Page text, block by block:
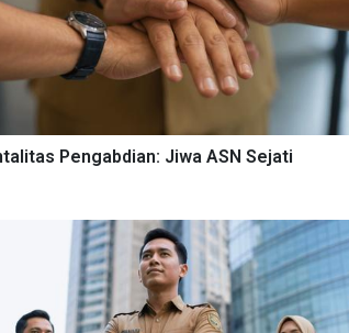
Pengabdian: Jiwa ASN Sejati